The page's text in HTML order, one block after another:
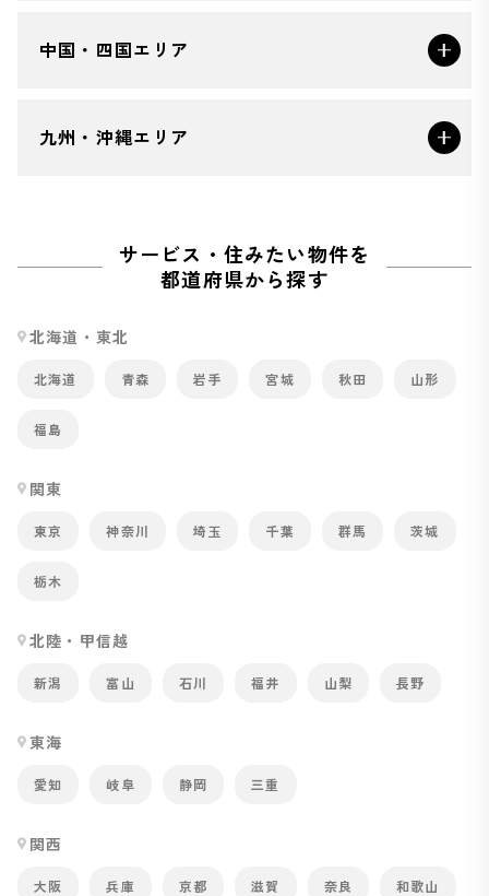
中国・四国エリア
九州・沖縄エリア
サービス・住みたい物件を
都道府県から探す
北海道・東北
北海道 青森 岩手 宮城 秋田 山形
福島
関東
東京 神奈川 埼玉 千葉 群馬 茨城
栃木
北陸・甲信越
新潟 富山 石川 福井 山梨 長野
東海
愛知 岐阜 静岡 三重
関西
大阪 兵庫 京都 滋賀 奈良 和歌山